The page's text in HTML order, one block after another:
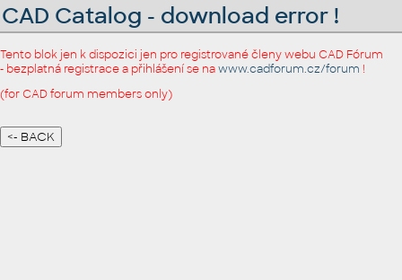
CAD Catalog - download error !
Tento blok jen k dispozici jen pro registrované členy webu CAD Fórum
- bezplatná registrace a přihlášení se nawww.cadforum.cz/forum !
(for CAD forum members only)